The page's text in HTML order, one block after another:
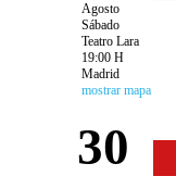
Agosto
Sábado
Teatro Lara
19:00 H
Madrid
mostrar mapa
30